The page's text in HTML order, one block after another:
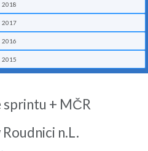
2018
2017
2016
2015
sprintu + MČR
n.L.